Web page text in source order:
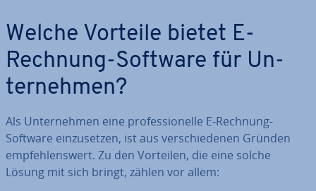
Welche Vorteile bietet E-
Rechnung-Software für Un­
ter­neh­men?
Als Un­ter­neh­men eine pro­fes­sio­nel­le E-Rechnung-
Software ein­zu­set­zen, ist aus ver­schie­de­nen Gründen
emp­feh­lens­wert. Zu den Vorteilen, die eine solche
Lösung mit sich bringt, zählen vor allem: